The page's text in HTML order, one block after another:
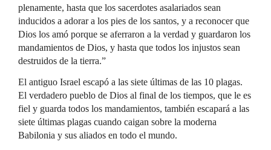
plenamente, hasta que los sacerdotes asalariados sean
inducidos a adorar a los pies de los santos, y a reconocer que
Dios los amó porque se aferraron a la verdad y guardaron los
mandamientos de Dios, y hasta que todos los injustos sean
destruidos de la tierra.”
El antiguo Israel escapó a las siete últimas de las 10 plagas.
El verdadero pueblo de Dios al final de los tiempos, que le es
fiel y guarda todos los mandamientos, también escapará a las
siete últimas plagas cuando caigan sobre la moderna
Babilonia y sus aliados en todo el mundo.